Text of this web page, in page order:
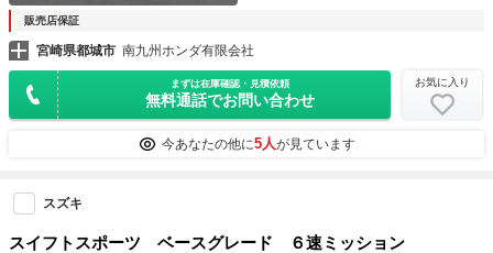
販売店保証
宮崎県都城市 南九州ホンダ有限会社
まずは在庫確認・見積依頼
無料通話でお問い合わせ
お気に入り
今あなたの他に5人が見ています
スズキ
スイフトスポーツ ベースグレード ６速ミッション